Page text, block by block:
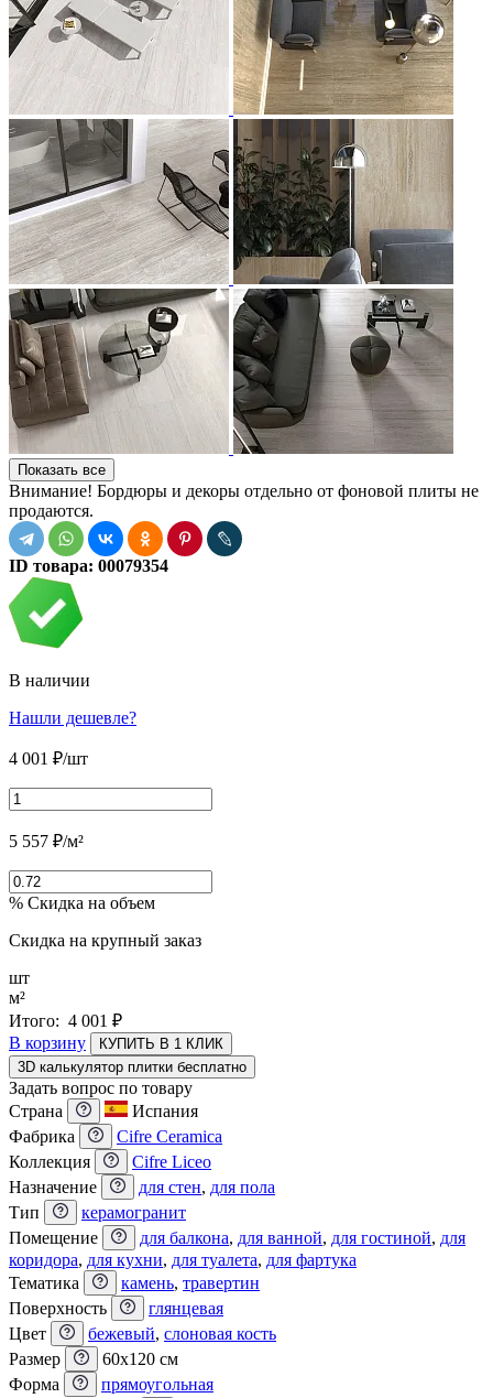
Показать все
Внимание! Бордюры и декоры отдельно от фоновой плиты не
продаются.
ID товара: 00079354
В наличии
Нашли дешевле?
4 001 ₽/шт
5 557 ₽/м²
% Скидка на объем
Скидка на крупный заказ
шт
м²
Итого: 4 001 ₽
В корзину
КУПИТЬ В 1 КЛИК
3D калькулятор плитки бесплатно
Задать вопрос по товару
Страна
Испания
Фабрика
Cifre Ceramica
Коллекция
Cifre Liceo
Назначение
для стен, для пола
Тип
керамогранит
Помещение
для балкона, для ванной, для гостиной, для
коридора, для кухни, для туалета, для фартука
Тематика
камень, травертин
Поверхность
глянцевая
Цвет
бежевый, слоновая кость
Размер
60x120 см
Форма
прямоугольная